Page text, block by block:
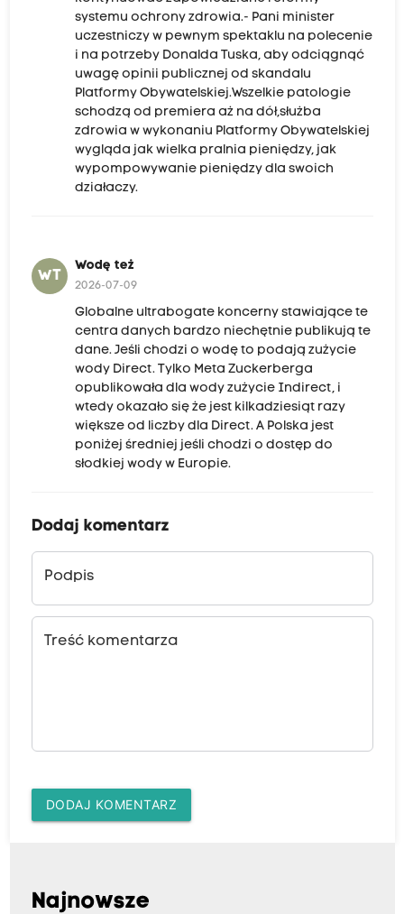
systemu ochrony zdrowia.- Pani minister
uczestniczy w pewnym spektaklu na polecenie
i na potrzeby Donalda Tuska, aby odciągnąć
uwagę opinii publicznej od skandalu
Platformy Obywatelskiej.Wszelkie patologie
schodzą od premiera aż na dół,służba
zdrowia w wykonaniu Platformy Obywatelskiej
wygląda jak wielka pralnia pieniędzy, jak
wypompowywanie pieniędzy dla swoich
działaczy.
WT
Wodę też
2026-07-09
Globalne ultrabogate koncerny stawiające te
centra danych bardzo niechętnie publikują te
dane. Jeśli chodzi o wodę to podają zużycie
wody Direct. Tylko Meta Zuckerberga
opublikowała dla wody zużycie Indirect, i
wtedy okazało się że jest kilkadziesiąt razy
większe od liczby dla Direct. A Polska jest
poniżej średniej jeśli chodzi o dostęp do
słodkiej wody w Europie.
Dodaj komentarz
Podpis
Treść komentarza
DODAJ KOMENTARZ
Najnowsze